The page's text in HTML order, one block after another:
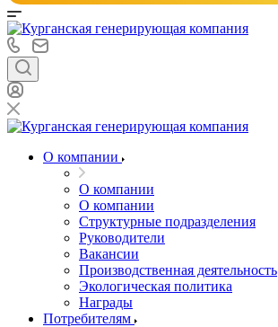
О компании
О компании
О компании
Структурные подразделения
Руководители
Вакансии
Производственная деятельность
Экологическая политика
Награды
Потребителям